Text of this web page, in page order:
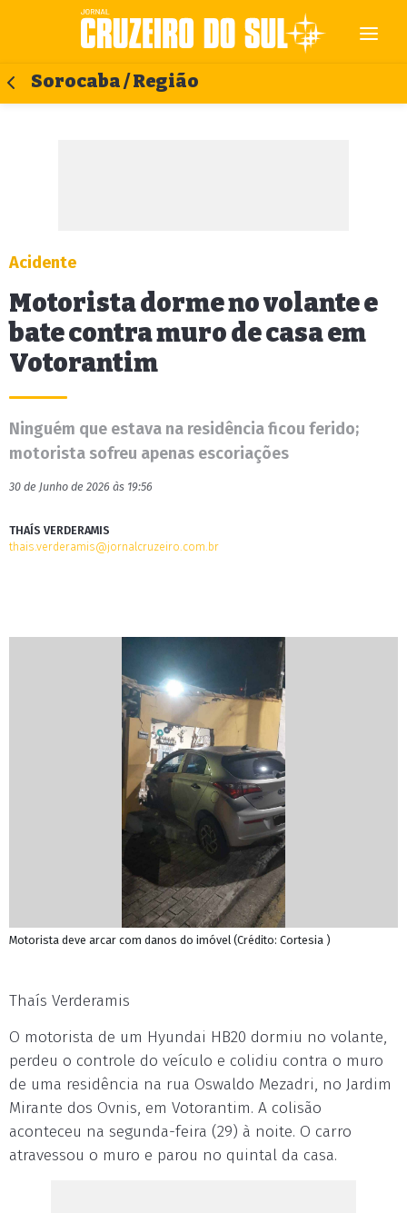
Sorocaba / Região
Acidente
Motorista dorme no volante e
bate contra muro de casa em
Votorantim
Ninguém que estava na residência ficou ferido;
motorista sofreu apenas escoriações
30 de Junho de 2026 às 19:56
THAÍS VERDERAMIS
thais.verderamis@jornalcruzeiro.com.br
Motorista deve arcar com danos do imóvel (Crédito: Cortesia )
Thaís Verderamis
O motorista de um Hyundai HB20 dormiu no volante,
perdeu o controle do veículo e colidiu contra o muro
de uma residência na rua Oswaldo Mezadri, no Jardim
Mirante dos Ovnis, em Votorantim. A colisão
aconteceu na segunda-feira (29) à noite. O carro
atravessou o muro e parou no quintal da casa.